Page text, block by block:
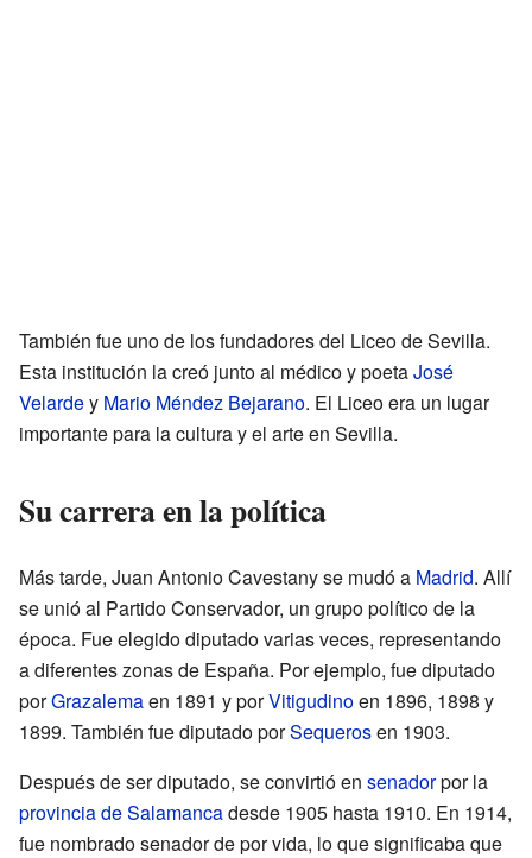
También fue uno de los fundadores del Liceo de Sevilla.
Esta institución la creó junto al médico y poetaJosé
Velardey Mario Méndez Bejarano. El Liceo era un lugar
importante para la cultura y el arte en Sevilla.
Su carrera en la política
Más tarde, Juan Antonio Cavestany se mudó a Madrid. Allí
se unió al Partido Conservador, un grupo político de la
época. Fue elegido diputado varias veces, representando
a diferentes zonas de España. Por ejemplo, fue diputado
porGrazalemaen 1891 y porVitigudinoen 1896, 1898 y
1899. También fue diputado porSequerosen 1903.
Después de ser diputado, se convirtió en senadorpor la
provincia de Salamancadesde 1905 hasta 1910. En 1914,
fue nombrado senador de por vida, lo que significaba que